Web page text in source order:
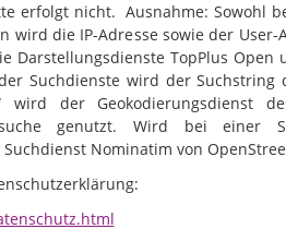
erfolgt nicht. Ausnahme: Sowohl
die IP-Adresse sowie der User-
TopPlus Open
Suchdienste wird der Suchstring
wird der Geokodierungsdienst
genutzt. Wird bei einer
Nominatim von